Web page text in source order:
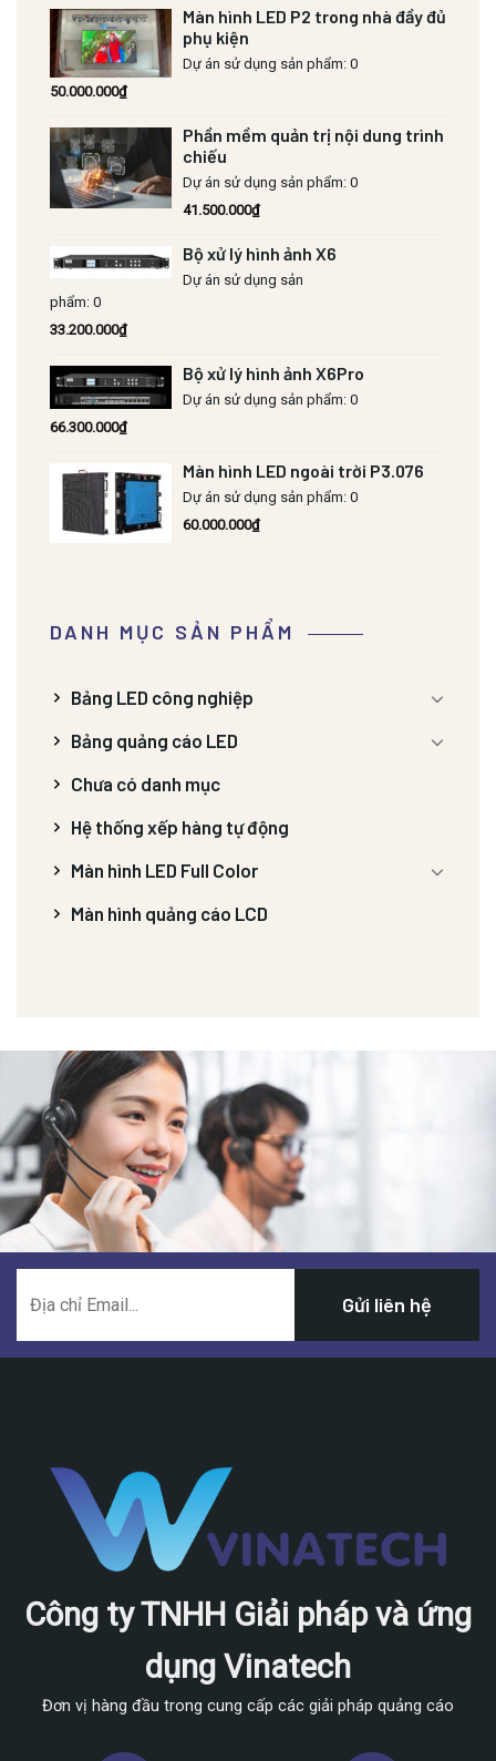
Màn hình LED P2 trong nhà đầy đủ
phụ kiện
Dự án sử dụng sản phẩm: 0
50.000.000₫
Phần mềm quản trị nội dung trình
chiếu
Dự án sử dụng sản phẩm: 0
41.500.000₫
Bộ xử lý hình ảnh X6
Dự án sử dụng sản
phẩm: 0
33.200.000₫
Bộ xử lý hình ảnh X6Pro
Dự án sử dụng sản phẩm: 0
66.300.000₫
Màn hình LED ngoài trời P3.076
Dự án sử dụng sản phẩm: 0
60.000.000₫
DANH MỤC SẢN PHẨM
Bảng LED công nghiệp
Bảng quảng cáo LED
Chưa có danh mục
Hệ thống xếp hàng tự động
Màn hình LED Full Color
Màn hình quảng cáo LCD
Công ty TNHH Giải pháp và ứng
dụng Vinatech
Đơn vị hàng đầu trong cung cấp các giải pháp quảng cáo